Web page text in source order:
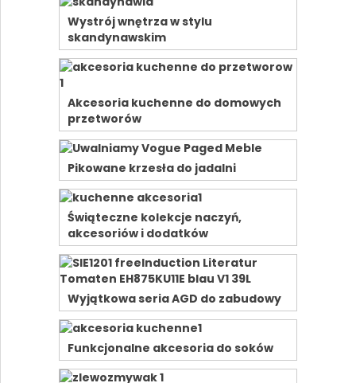
Wystrój wnętrza w stylu
skandynawskim
Akcesoria kuchenne do domowych
przetworów
Pikowane krzesła do jadalni
Świąteczne kolekcje naczyń,
akcesoriów i dodatków
Wyjątkowa seria AGD do zabudowy
Funkcjonalne akcesoria do soków